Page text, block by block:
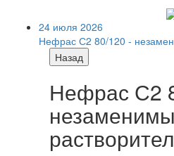
24 июля 2026
Нефрас С2 80/120 -
Назад
Нефрас С2